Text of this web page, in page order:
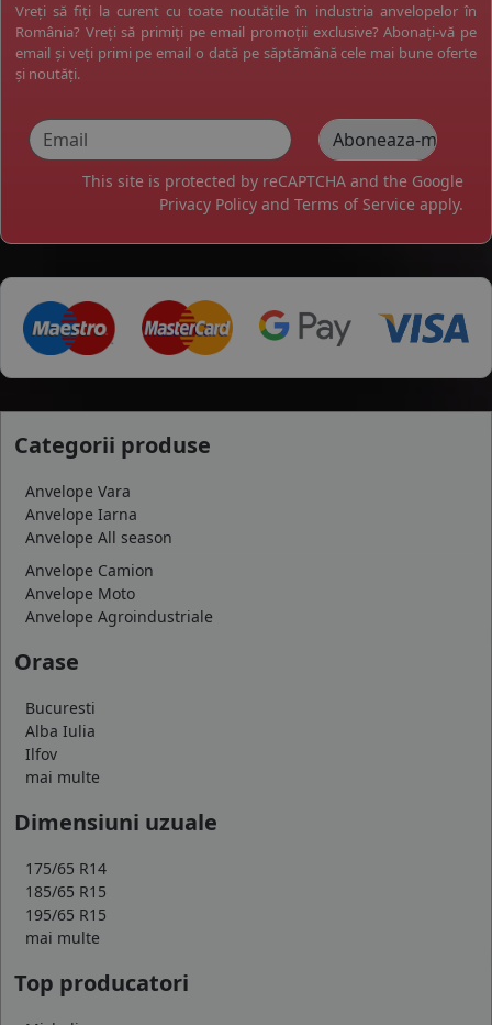
Vreți să fiți la curent cu toate noutățile în industria anvelopelor în
România? Vreți să primiți pe email promoții exclusive? Abonați-vă pe
email și veți primi pe email o dată pe săptămână cele mai bune oferte
și noutăți.
This site is protected by reCAPTCHA and the Google
Privacy Policy and Terms of Service apply.
Categorii produse
Anvelope Vara
Anvelope Iarna
Anvelope All season
Anvelope Camion
Anvelope Moto
Anvelope Agroindustriale
Orase
Bucuresti
Alba Iulia
Ilfov
mai multe
Dimensiuni uzuale
175/65 R14
185/65 R15
195/65 R15
mai multe
Top producatori